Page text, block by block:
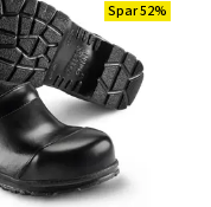
Spar 52%